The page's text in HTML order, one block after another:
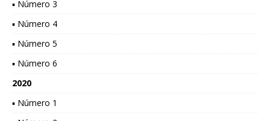
▪ Número 3
▪ Número 4
▪ Número 5
▪ Número 6
2020
▪ Número 1